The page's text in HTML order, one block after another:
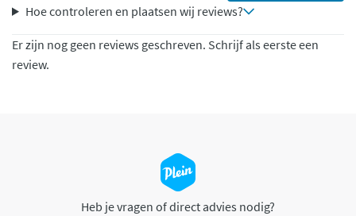
Hoe controleren en plaatsen wij reviews?
Er zijn nog geen reviews geschreven. Schrijf als eerste een
review.
Heb je vragen of direct advies nodig?